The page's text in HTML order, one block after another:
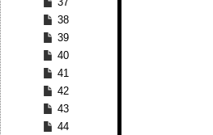
38
39
40
41
42
43
44